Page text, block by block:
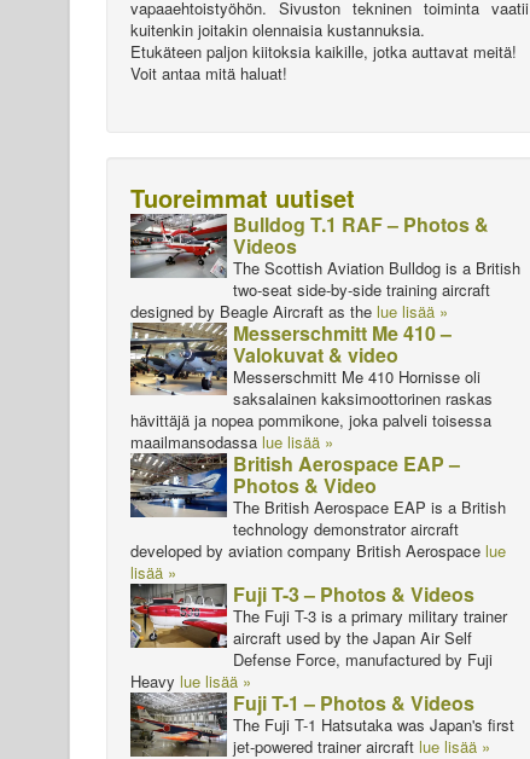
vapaaehtoistyöhön. Sivuston tekninen toiminta vaatii
kuitenkin joitakin olennaisia kustannuksia.
Etukäteen paljon kiitoksia kaikille, jotka auttavat meitä!
Voit antaa mitä haluat!
Tuoreimmat uutiset
Bulldog T.1 RAF – Photos &
Videos
The Scottish Aviation Bulldog is a British
two-seat side-by-side training aircraft
designed by Beagle Aircraft as the lue lisää »
Messerschmitt Me 410 –
Valokuvat & video
Messerschmitt Me 410 Hornisse oli
saksalainen kaksimoottorinen raskas
hävittäjä ja nopea pommikone, joka palveli toisessa
maailmansodassa lue lisää »
British Aerospace EAP –
Photos & Video
The British Aerospace EAP is a British
technology demonstrator aircraft
developed by aviation company British Aerospace lue
lisää »
Fuji T-3 – Photos & Videos
The Fuji T-3 is a primary military trainer
aircraft used by the Japan Air Self
Defense Force, manufactured by Fuji
Heavy lue lisää »
Fuji T-1 – Photos & Videos
The Fuji T-1 Hatsutaka was Japan's first
jet-powered trainer aircraft lue lisää »